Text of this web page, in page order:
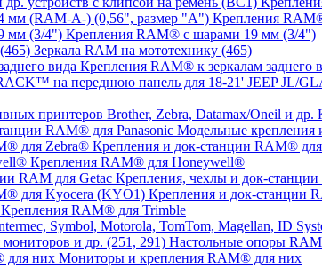
Крепления
Крепления RAM® с шарами 19 мм (3/4")
Зеркала RAM на мототехнику (465)
Крепления RAM® к зеркалам заднего
Модельные крепления
Крепления и док-станции RAM®
Крепления RAM® для Honeywell®
Крепления, чехлы и док-
Крепления и док-станции
Крепления RAM® для Trimble
Настольные опоры
Мониторы и крепления RAM® для них